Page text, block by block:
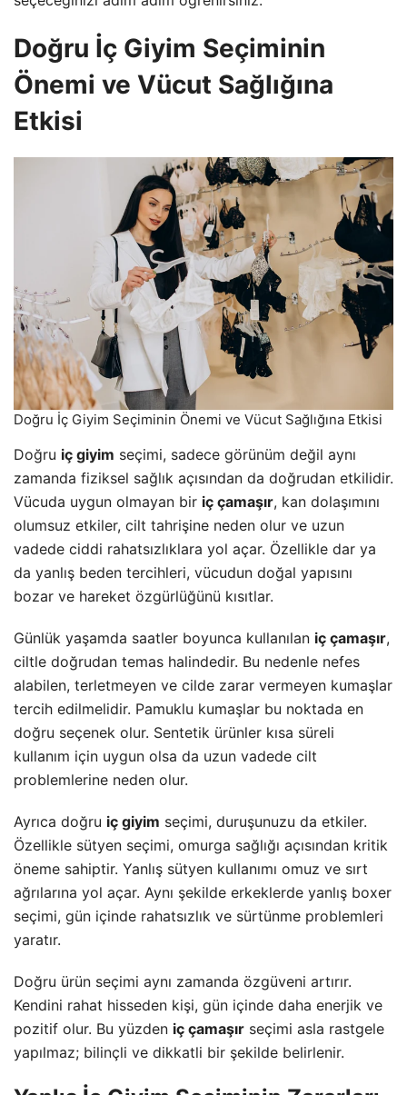
Doğru İç Giyim Seçiminin
Önemi ve Vücut Sağlığına
Etkisi
Doğru İç Giyim Seçiminin Önemi ve Vücut Sağlığına Etkisi
Doğru iç giyim seçimi, sadece görünüm değil aynı
zamanda fiziksel sağlık açısından da doğrudan etkilidir.
Vücuda uygun olmayan bir iç çamaşır, kan dolaşımını
olumsuz etkiler, cilt tahrişine neden olur ve uzun
vadede ciddi rahatsızlıklara yol açar. Özellikle dar ya
da yanlış beden tercihleri, vücudun doğal yapısını
bozar ve hareket özgürlüğünü kısıtlar.
Günlük yaşamda saatler boyunca kullanılan iç çamaşır,
ciltle doğrudan temas halindedir. Bu nedenle nefes
alabilen, terletmeyen ve cilde zarar vermeyen kumaşlar
tercih edilmelidir. Pamuklu kumaşlar bu noktada en
doğru seçenek olur. Sentetik ürünler kısa süreli
kullanım için uygun olsa da uzun vadede cilt
problemlerine neden olur.
Ayrıca doğru iç giyim seçimi, duruşunuzu da etkiler.
Özellikle sütyen seçimi, omurga sağlığı açısından kritik
öneme sahiptir. Yanlış sütyen kullanımı omuz ve sırt
ağrılarına yol açar. Aynı şekilde erkeklerde yanlış boxer
seçimi, gün içinde rahatsızlık ve sürtünme problemleri
yaratır.
Doğru ürün seçimi aynı zamanda özgüveni artırır.
Kendini rahat hisseden kişi, gün içinde daha enerjik ve
pozitif olur. Bu yüzden iç çamaşır seçimi asla rastgele
yapılmaz; bilinçli ve dikkatli bir şekilde belirlenir.